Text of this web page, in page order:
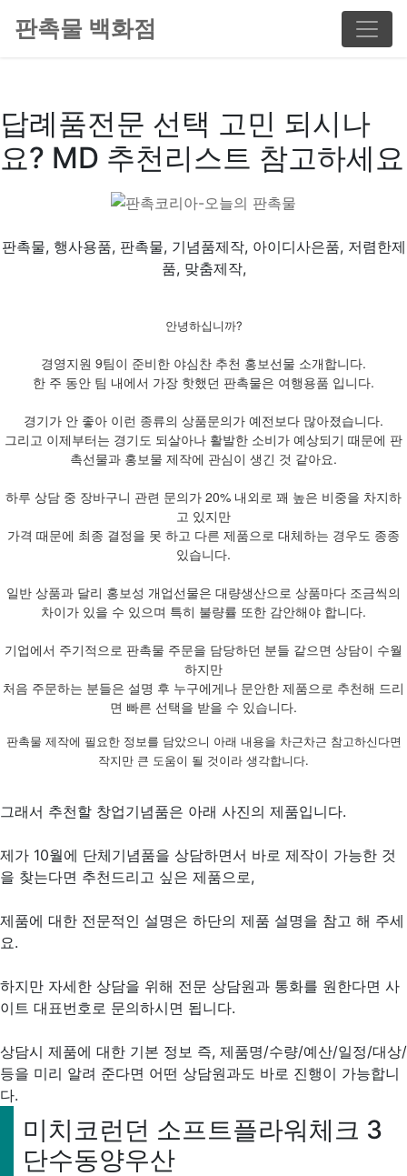
판촉물 백화점
답례품전문 선택 고민 되시나
요? MD 추천리스트 참고하세요
판촉물, 행사용품, 판촉물, 기념품제작, 아이디사은품, 저렴한제
품, 맞춤제작,
안녕하십니까?
경영지원 9팀이 준비한 야심찬 추천 홍보선물 소개합니다.
한 주 동안 팀 내에서 가장 핫했던 판촉물은 여행용품 입니다.
경기가 안 좋아 이런 종류의 상품문의가 예전보다 많아졌습니다.
그리고 이제부터는 경기도 되살아나 활발한 소비가 예상되기 때문에 판
촉선물과 홍보물 제작에 관심이 생긴 것 같아요.
하루 상담 중 장바구니 관련 문의가 20% 내외로 꽤 높은 비중을 차지하
고 있지만
가격 때문에 최종 결정을 못 하고 다른 제품으로 대체하는 경우도 종종
있습니다.
일반 상품과 달리 홍보성 개업선물은 대량생산으로 상품마다 조금씩의
차이가 있을 수 있으며 특히 불량률 또한 감안해야 합니다.
기업에서 주기적으로 판촉물 주문을 담당하던 분들 같으면 상담이 수월
하지만
처음 주문하는 분들은 설명 후 누구에게나 문안한 제품으로 추천해 드리
면 빠른 선택을 받을 수 있습니다.
판촉물 제작에 필요한 정보를 담았으니 아래 내용을 차근차근 참고하신다면
작지만 큰 도움이 될 것이라 생각합니다.
그래서 추천할 창업기념품은 아래 사진의 제품입니다.
제가 10월에 단체기념품을 상담하면서 바로 제작이 가능한 것
을 찾는다면 추천드리고 싶은 제품으로,
제품에 대한 전문적인 설명은 하단의 제품 설명을 참고 해 주세
요.
하지만 자세한 상담을 위해 전문 상담원과 통화를 원한다면 사
이트 대표번호로 문의하시면 됩니다.
상담시 제품에 대한 기본 정보 즉, 제품명/수량/예산/일정/대상/
등을 미리 알려 준다면 어떤 상담원과도 바로 진행이 가능합니
다.
미치코런던 소프트플라워체크 3
단수동양우산